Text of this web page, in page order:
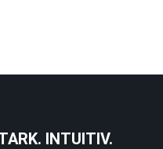
INTUITIV.